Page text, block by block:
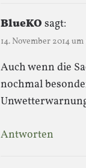
BlueKO sagt:
14. November 2014 um
Auch wenn die
nochmal
Antworten